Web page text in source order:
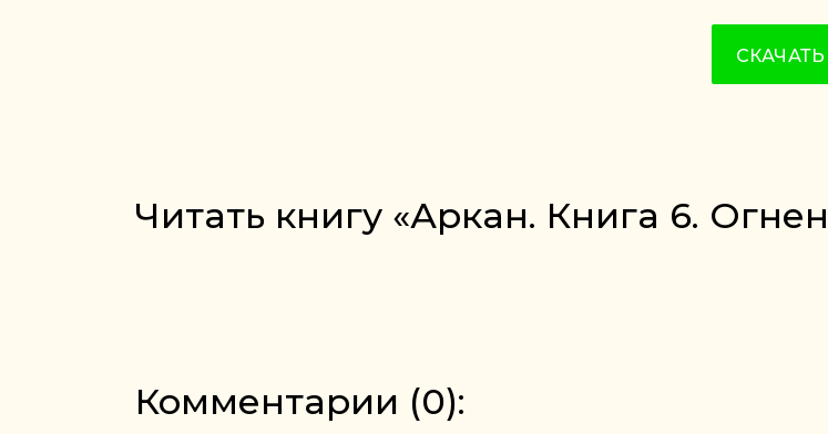
СКАЧАТЬ
Читать книгу «Аркан. Книга 6.
Комментарии (0):